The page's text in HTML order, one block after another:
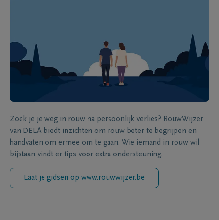
Zoek je je weg in rouw na persoonlijk verlies? RouwWijzer
van DELA biedt inzichten om rouw beter te begrijpen en
handvaten om ermee om te gaan. Wie iemand in rouw wil
bijstaan vindt er tips voor extra ondersteuning.
Laat je gidsen op www.rouwwijzer.be